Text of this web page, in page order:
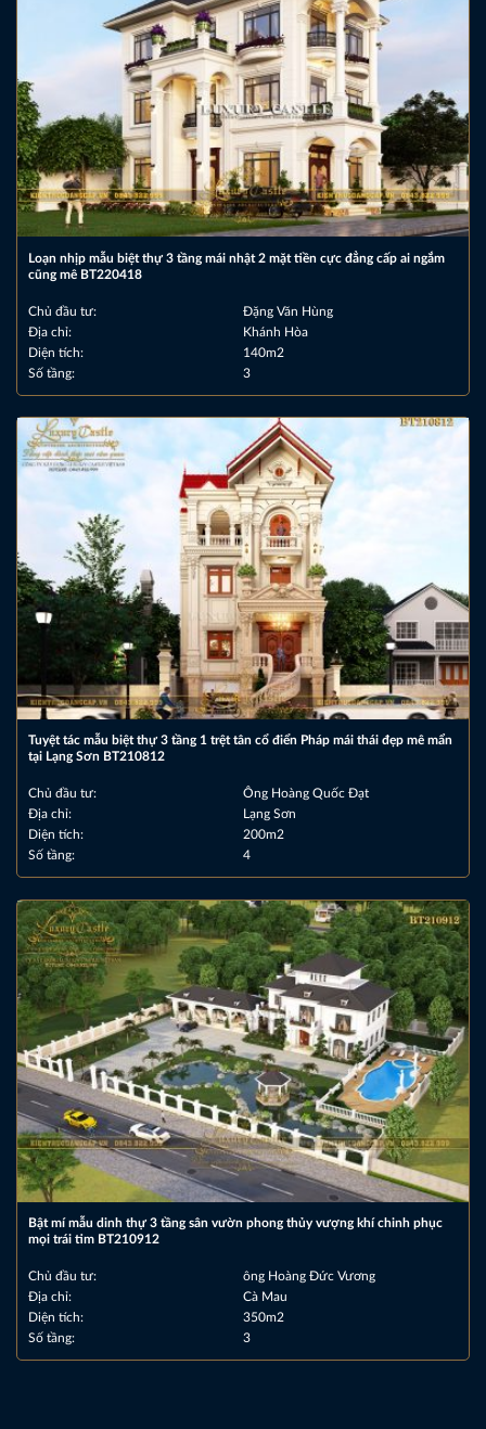
Loạn nhịp mẫu biệt thự 3 tầng mái nhật 2 mặt tiền cực đẳng cấp ai ngắm
cũng mê BT220418
Chủ đầu tư:
Đặng Văn Hùng
Địa chỉ:
Khánh Hòa
Diện tích:
140m2
Số tầng:
3
Tuyệt tác mẫu biệt thự 3 tầng 1 trệt tân cổ điển Pháp mái thái đẹp mê mẩn
tại Lạng Sơn BT210812
Chủ đầu tư:
Ông Hoàng Quốc Đạt
Địa chỉ:
Lạng Sơn
Diện tích:
200m2
Số tầng:
4
Bật mí mẫu dinh thự 3 tầng sân vườn phong thủy vượng khí chinh phục
mọi trái tim BT210912
Chủ đầu tư:
ông Hoàng Đức Vương
Địa chỉ:
Cà Mau
Diện tích:
350m2
Số tầng:
3